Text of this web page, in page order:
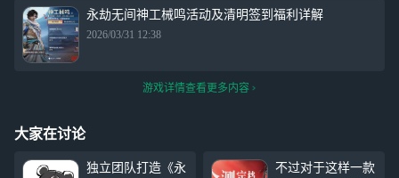
永劫无间神工械鸣活动及清明签到福利详解
2026/03/31 12:38
游戏详情查看更多内容
大家在讨论
独立团队打造《永
不过对于这样一款